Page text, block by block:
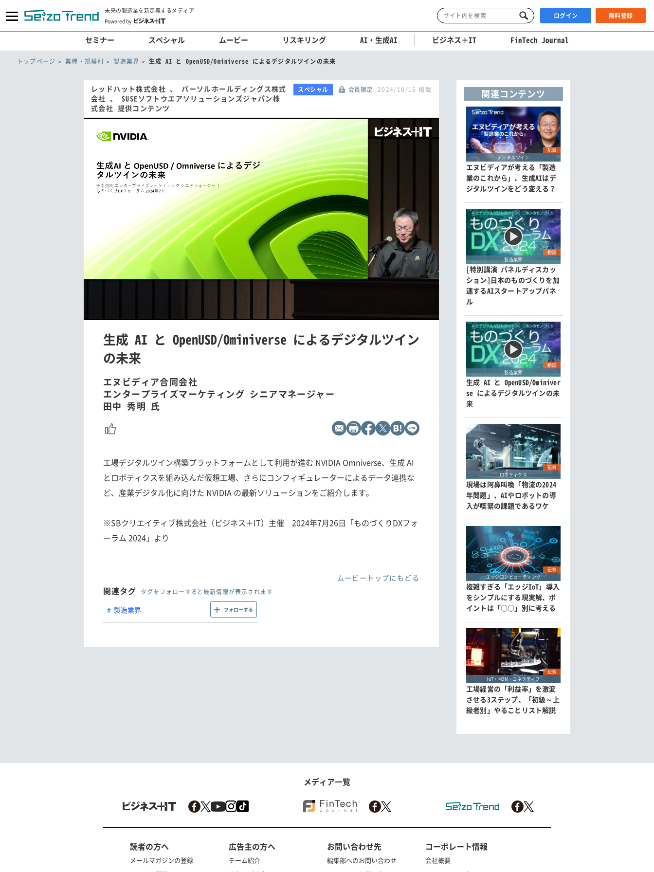
未来の製造業を新定義するメディア
Powered by
ログイン 無料登録
セミナー スペシャル ムービー リスキリング AI・生成AI ビジネス＋IT FinTech Journal
トップページ 業種・規模別 製造業界 生成 AI と OpenUSD/Ominiverse によるデジタルツインの未来
レッドハット株式会社 、 パーソルホールディングス株式
会社 、 SUSEソフトウエアソリューションズジャパン株
式会社 提供コンテンツ
スペシャル 会員限定 2024/10/15 掲載
n
e
o
d
:
l
b
a
c
生成 AI と OpenUSD/Ominiverse によるデジタルツイン
の未来
エヌビディア合同会社
エンタープライズマーケティング シニアマネージャー
田中 秀明 氏
工場デジタルツイン構築プラットフォームとして利用が進む NVIDIA Omniverse、生成 AI
とロボティクスを組み込んだ仮想工場、さらにコンフィギュレーターによるデータ連携な
ど、産業デジタル化に向けた NVIDIA の最新ソリューションをご紹介します。
※SBクリエイティブ株式会社（ビジネス＋IT）主催 2024年7月26日「ものづくりDXフォ
ーラム 2024」より
ムービートップにもどる
関連タグ タグをフォローすると最新情報が表示されます
製造業界 フォローする
関連コンテンツ
記事
デジタルツイン
エヌビディアが考える「製造
業のこれから」、生成AIはデ
ジタルツインをどう変える？
動画
製造業界
[特別講演 パネルディスカッ
ション]日本のものづくりを加
速するAIスタートアップパネ
ル
動画
製造業界
生成 AI と OpenUSD/Ominiver
se によるデジタルツインの未
来
記事
ロボティクス
現場は阿鼻叫喚「物流の2024
年問題」、AIやロボットの導
入が喫緊の課題であるワケ
記事
エッジコンピューティング
複雑すぎる「エッジIoT」導入
をシンプルにする現実解、ポ
イントは「○○」別に考える
記事
IoT・M2M・コネクティブ
工場経営の「利益率」を激変
させる3ステップ、「初級～上
級者別」やることリスト解説
メディア一覧
読者の方へ
メールマガジンの登録
広告主の方へ
チーム紹介
お問い合わせ先
編集部へのお問い合わせ
コーポレート情報
会社概要